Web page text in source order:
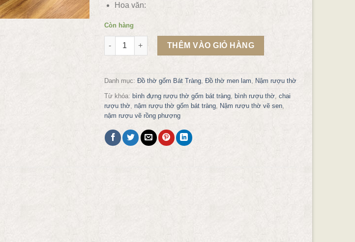
Hoa văn:
Còn hàng
Nậm rượu thờ gốm bát tràng số lượng
THÊM VÀO GIỎ HÀNG
Danh mục: Đồ thờ gốm Bát Tràng, Đồ thờ men lam, Nậm rượu thờ
Từ khóa: bình đựng rượu thờ gốm bát tràng, bình rượu thờ, chai
rượu thờ, nậm rượu thờ gốm bát tràng, Nậm rượu thờ vẽ sen,
nậm rượu vẽ rồng phượng